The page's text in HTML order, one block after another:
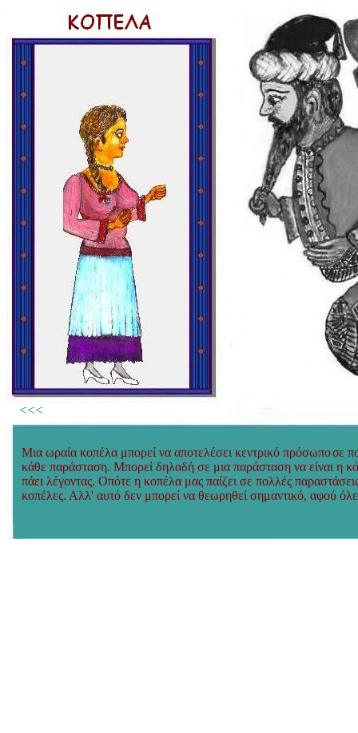
Μια ωραία κοπέλα μπορεί να αποτελέσει κεντρικό πρόσωπο σε
κάθε παράσταση. Μπορεί δηλαδή σε μια παράσταση να είναι η
πάει λέγοντας. Οπότε η κοπέλα μας παίζει σε πολλές
κοπέλες. Αλλ' αυτό δεν μπορεί να θεωρηθεί σημαντικό, αφού
<<<